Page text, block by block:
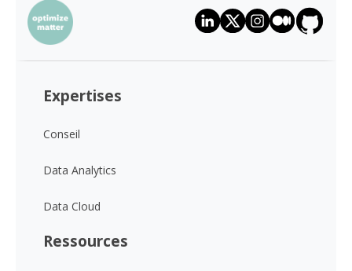
Expertises
Conseil
Data Analytics
Data Cloud
Ressources